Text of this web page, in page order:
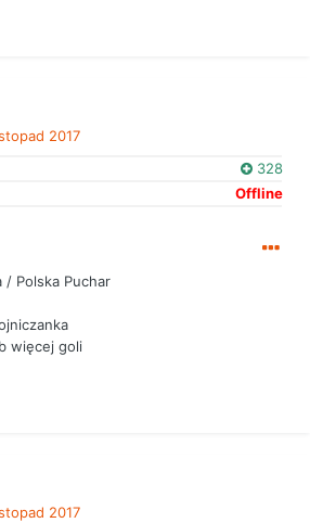
2017
328
Offline
/ Polska Puchar
więcej goli
2017